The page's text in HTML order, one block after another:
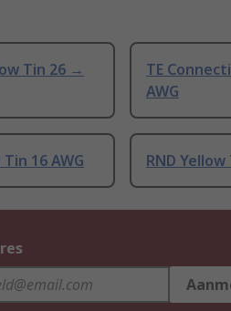
Tin 26 →
TE
AWG
16 AWG RND Yellow